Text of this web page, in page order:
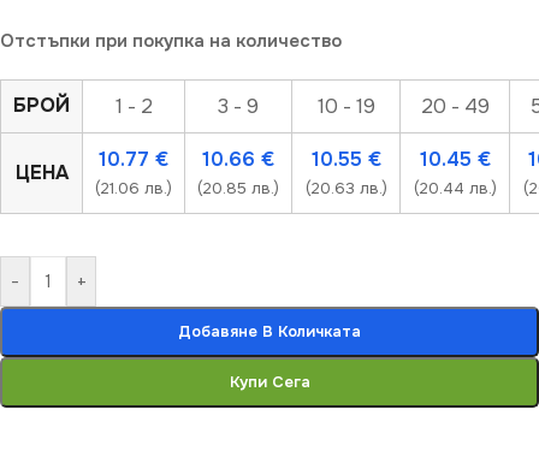
Отстъпки при покупка на количество
БРОЙ 1 - 2 3 - 9 10 - 19 20 - 49
ЦЕНА
10.77 €
(21.06 лв.)
10.66 €
(20.85 лв.)
10.55 €
(20.63 лв.)
10.45 €
(20.44 лв.)
- +
Добавяне В Количката
Купи Сега